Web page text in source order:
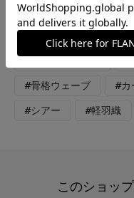
#ブラウス #ニット
#ウォッシャブル #
#骨格ウェーブ #カ
#シアー #軽羽織
このショッ